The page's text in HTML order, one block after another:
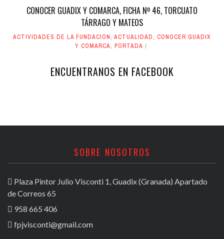
CONOCER GUADIX Y COMARCA, FICHA Nº 46, TORCUATO
TÁRRAGO Y MATEOS
ACTIVIDADES DE LA FUNDACIÓN, ACTUALIDAD, CONOCER GUADIX
Y COMARCA, PORTADA
ENCUENTRANOS EN FACEBOOK
SOBRE NOSOTROS
Plaza Pintor Julio Visconti 1, Guadix (Granada) Apartado
de Correos 65
958 665 406
fpjvisconti@gmail.com